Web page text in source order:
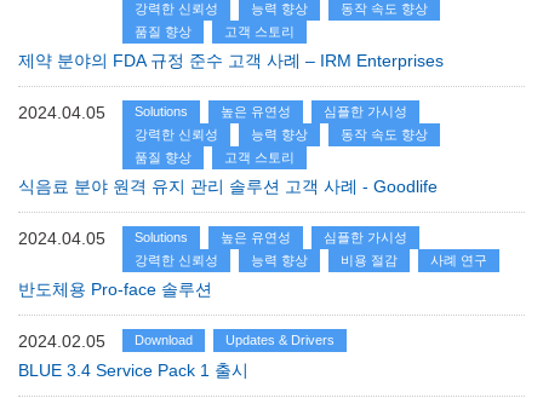
강력한 신뢰성
능력 향상
동작 속도 향상
품질 향상
고객 스토리
제약 분야의 FDA 규정 준수 고객 사례 – IRM Enterprises
2024.04.05 Solutions 높은 유연성
심플한 가시성
강력한 신뢰성
능력 향상
동작 속도 향상
품질 향상
고객 스토리
식음료 분야 원격 유지 관리 솔루션 고객 사례 - Goodlife
2024.04.05 Solutions 높은 유연성
심플한 가시성
강력한 신뢰성
능력 향상 비용 절감 사례 연구
반도체용 Pro-face 솔루션
2024.02.05 Download Updates & Drivers
BLUE 3.4 Service Pack 1 출시